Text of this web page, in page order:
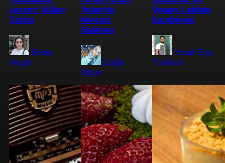
Lezzet: Güllaç
Tatlısı
Serap
Akgün
Yoğurtlu
Kereviz
Salatası
Çağla
Olgun
Vegan: Leblebi
Kurabiyesi
Yusuf Ziya
Türközü